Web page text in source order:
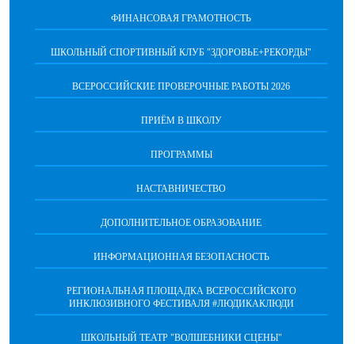
ФИНАНСОВАЯ ГРАМОТНОСТЬ
ШКОЛЬНЫЙ СПОРТИВНЫЙ КЛУБ "ЗДОРОВЬЕ+РЕКОРДЫ"
ВСЕРОССИЙСКИЕ ПРОВЕРОЧНЫЕ РАБОТЫ 2026
ПРИЁМ В ШКОЛУ
ПРОГРАММЫ
НАСТАВНИЧЕСТВО
ДОПОЛНИТЕЛЬНОЕ ОБРАЗОВАНИЕ
ИНФОРМАЦИОННАЯ БЕЗОПАСНОСТЬ
РЕГИОНАЛЬНАЯ ПЛОЩАДКА ВСЕРОССИЙСКОГО
ИНКЛЮЗИВНОГО ФЕСТИВАЛЯ #ЛЮДИКАКЛЮДИ
ШКОЛЬНЫЙ ТЕАТР "ВОЛШЕБНИКИ СЦЕНЫ"